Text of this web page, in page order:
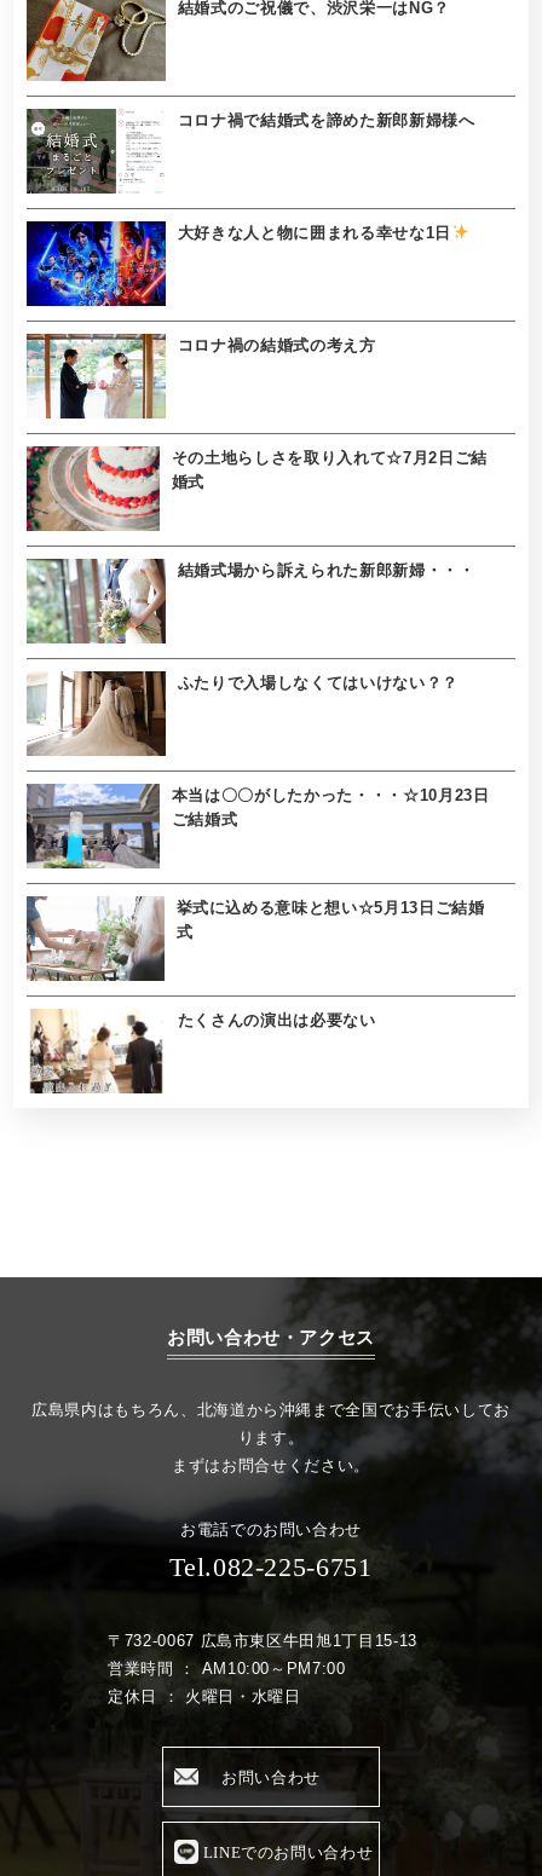
結婚式のご祝儀で、渋沢栄一はNG？
コロナ禍で結婚式を諦めた新郎新婦様へ
大好きな人と物に囲まれる幸せな1日
コロナ禍の結婚式の考え方
その土地らしさを取り入れて☆7月2日ご結
婚式
結婚式場から訴えられた新郎新婦・・・
ふたりで入場しなくてはいけない？？
本当は〇〇がしたかった・・・☆10月23日
ご結婚式
挙式に込める意味と想い☆5月13日ご結婚
式
たくさんの演出は必要ない
お問い合わせ・アクセス
広島県内はもちろん、北海道から沖縄まで全国でお手伝いしてお
ります。
まずはお問合せください。
お電話でのお問い合わせ
Tel.082-225-6751
〒732-0067 広島市東区牛田旭1丁目15-13
営業時間 ： AM10:00～PM7:00
定休日 ： 火曜日・水曜日
お問い合わせ
LINEでのお問い合わせ